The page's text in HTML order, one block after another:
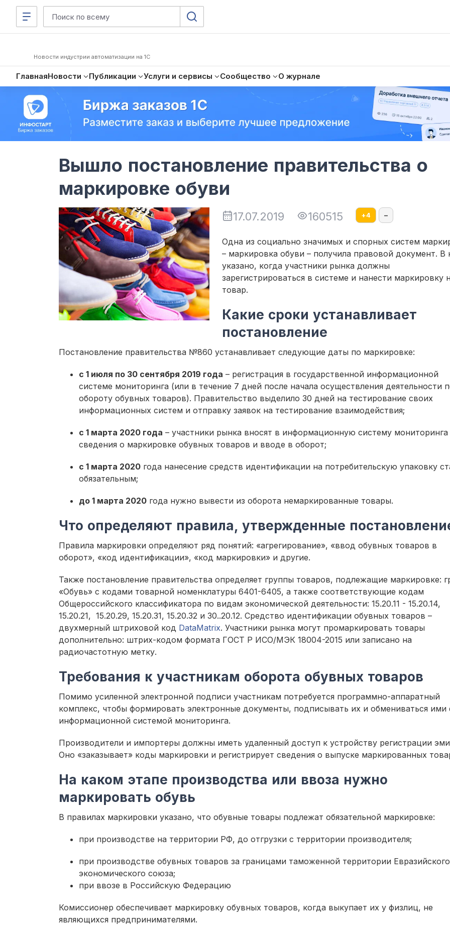
Новости индустрии автоматизации на 1С
ГлавнаяНовости Публикации Услуги и сервисы Сообщество О журнале
Вышло постановление правительства о
маркировке обуви
17.07.2019 160515 +4 –
Одна из социально значимых и спорных систем
– маркировка обуви – получила правовой документ. В
указано, когда участники рынка должны
зарегистрироваться в системе и нанести маркировку
товар.
Какие сроки устанавливает
постановление
Постановление правительства №860 устанавливает следующие даты по маркировке:
с 1 июля по 30 сентября 2019 года – регистрация в государственной информационной
системе мониторинга (или в течение 7 дней после начала осуществления деятельности
обороту обувных товаров). Правительство выделило 30 дней на тестирование своих
информационных систем и отправку заявок на тестирование взаимодействия;
с 1 марта 2020 года – участники рынка вносят в информационную систему мониторинга
сведения о маркировке обувных товаров и вводе в оборот;
с 1 марта 2020 года нанесение средств идентификации на потребительскую упаковку
обязательным;
до 1 марта 2020 года нужно вывести из оборота немаркированные товары.
Что определяют правила, утвержденные
Правила маркировки определяют ряд понятий: «агрегирование», «ввод обувных товаров в
оборот», «код идентификации», «код маркировки» и другие.
Также постановление правительства определяет группы товаров, подлежащие маркировке:
«Обувь» с кодами товарной номенклатуры 6401-6405, а также соответствующие кодам
Общероссийского классификатора по видам экономической деятельности: 15.20.11 - 15.20.14,
15.20.21, 15.20.29, 15.20.31, 15.20.32 и 30..20.12. Средство идентификации обувных товаров –
двухмерный штриховой код DataMatrix. Участники рынка могут промаркировать товары
дополнительно: штрих-кодом формата ГОСТ Р ИСО/МЭК 18004-2015 или записано на
радиочастотную метку.
Требования к участникам оборота обувных товаров
Помимо усиленной электронной подписи участникам потребуется программно-аппаратный
комплекс, чтобы формировать электронные документы, подписывать их и обмениваться ими
информационной системой мониторинга.
Производители и импортеры должны иметь удаленный доступ к устройству регистрации
Оно «заказывает» коды маркировки и регистрирует сведения о выпуске маркированных
На каком этапе производства или ввоза нужно
маркировать обувь
В правилах маркировки указано, что обувные товары подлежат обязательной маркировке:
при производстве на территории РФ, до отгрузки с территории производителя;
при производстве обувных товаров за границами таможенной территории Евразийского
экономического союза;
при ввозе в Российскую Федерацию
Комиссионер обеспечивает маркировку обувных товаров, когда выкупает их у физлиц, не
являющихся предпринимателями.